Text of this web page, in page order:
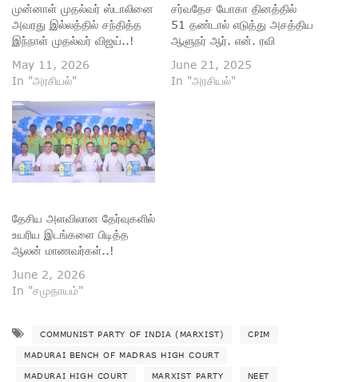
முன்னாள் முதல்வர் ஸ்டாலினை
அவரது இல்லத்தில் சந்தித்த
இந்நாள் முதல்வர் விஜய்..!
May 11, 2026
In "அரசியல்"
சர்வதேச யோகா தினத்தில்
51 தண்டால் எடுத்து அசத்திய
ஆளுநர் ஆர். என். ரவி
June 21, 2025
In "அரசியல்"
தேசிய அளவிலான தேர்வுகளில்
உயரிய இடங்களை பிடித்த
ஆலன் மாணவர்கள்..!
June 2, 2026
In "சமுதாயம்"
COMMUNIST PARTY OF INDIA (MARXIST) CPIM
MADURAI BENCH OF MADRAS HIGH COURT
MADURAI HIGH COURT MARXIST PARTY NEET